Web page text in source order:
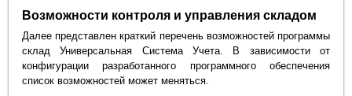
Возможности контроля и управления складом
Далее представлен краткий перечень возможностей программы
склад Универсальная Система Учета. В зависимости от
конфигурации разработанного программного обеспечения
список возможностей может меняться.